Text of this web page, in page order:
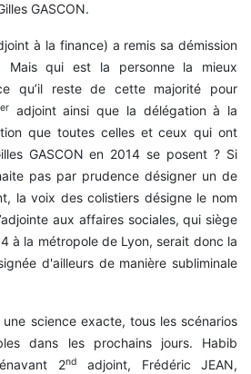
GASCON.
à la finance) a remis sa démission
Mais qui est la personne la mieux
qu’il reste de cette majorité pour
eradjoint ainsi que la délégation à la
que toutes celles et ceux qui ont
GASCON en 2014 se posent ? Si
pas par prudence désigner un de
la voix des colistiers désigne le nom
aux affaires sociales, qui siège
à la métropole de Lyon, serait donc la
d'ailleurs de manière subliminale
science exacte, tous les scénarios
dans les prochains jours. Habib
2nd
adjoint, Frédéric JEAN,